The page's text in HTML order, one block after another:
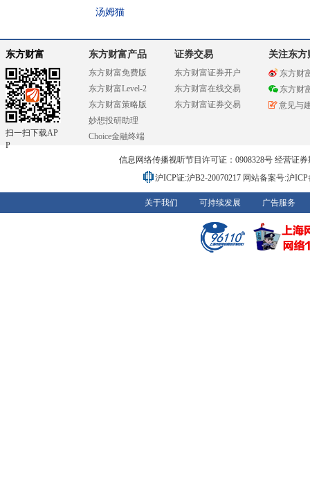
汤姆猫
东方财富
扫一扫下载AP
P
东方财富产品
东方财富免费版
东方财富Level-2
东方财富策略版
妙想投研助理
Choice金融终端
证券交易
东方财富证券开户
东方财富在线交易
东方财富证券交易
关注东方
东方财
东方财
意见与
信息网络传播视听节目许可证：0908328号 经营证
沪ICP证:沪B2-20070217 网站备案号:沪
关于我们 可持续发展 广告服务